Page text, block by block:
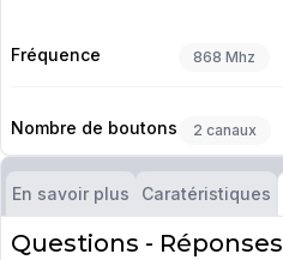
Fréquence 868 Mhz
Nombre de boutons 2 canaux
En savoir plus Caratéristiques
Questions - Réponses